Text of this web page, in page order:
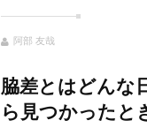
阿部 友哉
脇差とはどんな
ら見つかったと